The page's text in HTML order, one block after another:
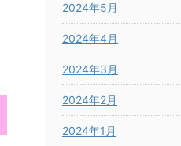
2024年5月
2024年4月
2024年3月
2024年2月
2024年1月